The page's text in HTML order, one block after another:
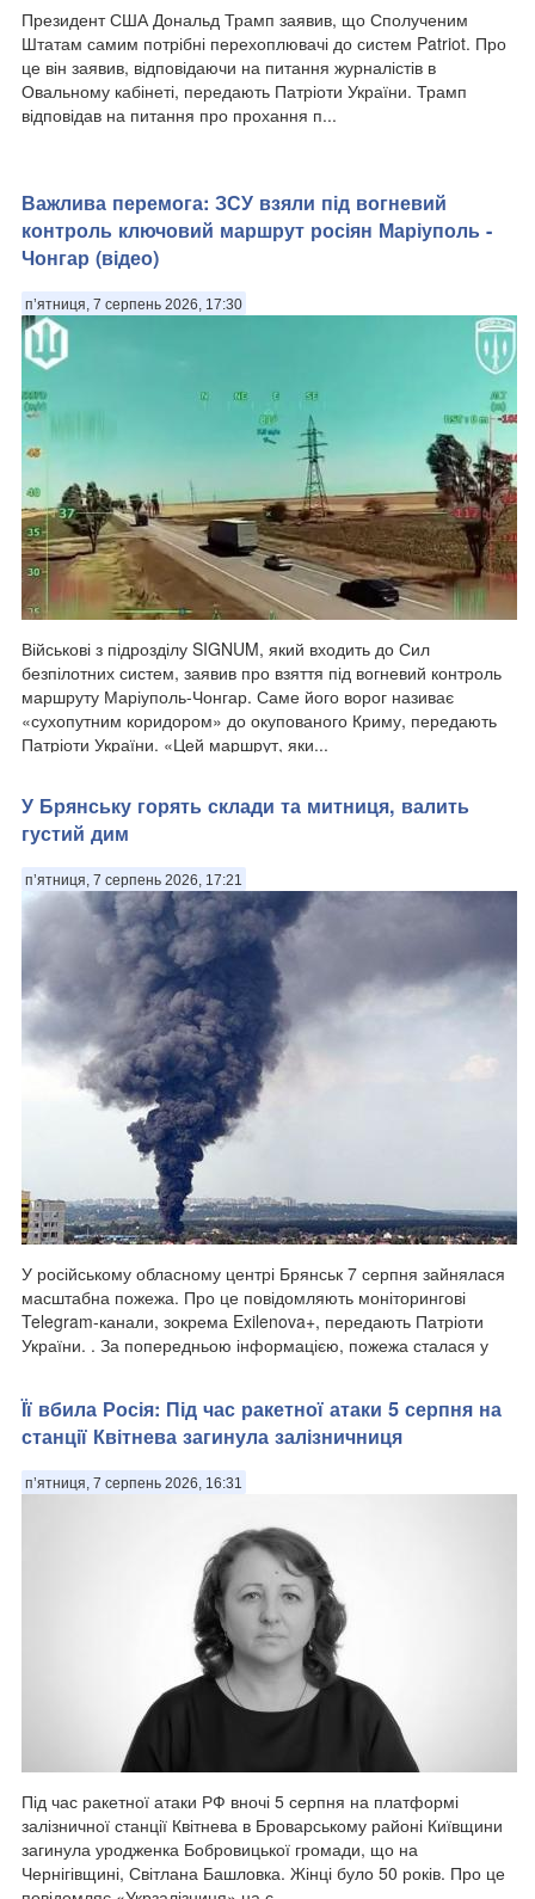
Президент США Дональд Трамп заявив, що Сполученим
Штатам самим потрібні перехоплювачі до систем Patriot. Про
це він заявив, відповідаючи на питання журналістів в
Овальному кабінеті, передають Патріоти України. Трамп
відповідав на питання про прохання п...
Важлива перемога: ЗСУ взяли під вогневий
контроль ключовий маршрут росіян Маріуполь -
Чонгар (відео)
п’ятниця, 7 серпень 2026, 17:30
Військові з підрозділу SIGNUM, який входить до Сил
безпілотних систем, заявив про взяття під вогневий контроль
маршруту Маріуполь-Чонгар. Саме його ворог називає
«сухопутним коридором» до окупованого Криму, передають
Патріоти України. «Цей маршрут, яки...
​У Брянську горять склади та митниця, валить
густий дим
п’ятниця, 7 серпень 2026, 17:21
У російському обласному центрі Брянськ 7 серпня зайнялася
масштабна пожежа. Про це повідомляють моніторингові
Telegram-канали, зокрема Exilenova+, передають Патріоти
України. . За попередньою інформацією, пожежа сталася у
Її вбила Росія: Під час ракетної атаки 5 серпня на
станції Квітнева загинула залізничниця
п’ятниця, 7 серпень 2026, 16:31
Під час ракетної атаки РФ вночі 5 серпня на платформі
залізничної станції Квітнева в Броварському районі Київщини
загинула уродженка Бобровицької громади, що на
Чернігівщині, Світлана Башловка. Жінці було 50 років. Про це